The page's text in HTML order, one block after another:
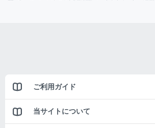
ご利用ガイド
当サイトについて